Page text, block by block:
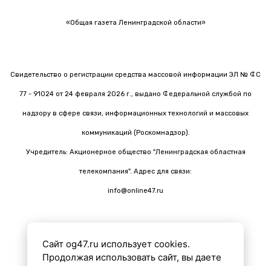
«Общая газета Ленинградской области»
Свидетельство о регистрации средства массовой информации ЭЛ № ФС
77 - 91024 от 24 февраля 2026 г., выдано Федеральной службой по
надзору в сфере связи, информационных технологий и массовых
коммуникаций (Роскомнадзор).
Учредитель: Акционерное общество "Ленинградская областная
телекомпания". Адрес для связи:
info@online47.ru
Все материалы на сайте подготовлены с помощью ИИ
Сайт og47.ru использует cookies.
Продолжая использовать сайт, вы даете